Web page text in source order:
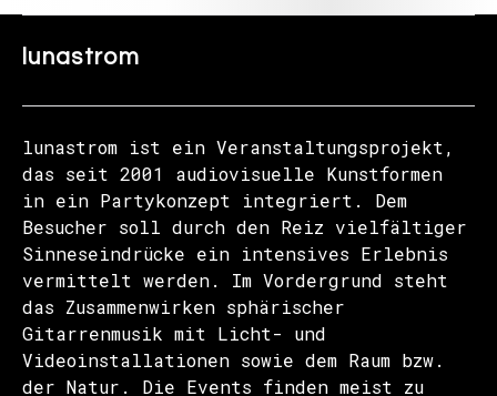
lunastrom
lunastrom ist ein Veranstaltungsprojekt,
das seit 2001 audiovisuelle Kunstformen
in ein Partykonzept integriert. Dem
Besucher soll durch den Reiz vielfältiger
Sinneseindrücke ein intensives Erlebnis
vermittelt werden. Im Vordergrund steht
das Zusammenwirken sphärischer
Gitarrenmusik mit Licht- und
Videoinstallationen sowie dem Raum bzw.
der Natur. Die Events finden meist zu